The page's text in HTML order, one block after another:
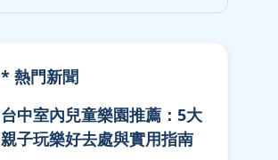
* 熱門新聞
台中室內兒童樂園推薦：5大
親子玩樂好去處與實用指南